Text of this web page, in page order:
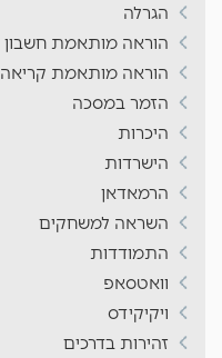
הגרלה
הוראה מותאמת חשבון
הוראה מותאמת קריאה
הזמר במסכה
היכרות
הישרדות
הרמאדאן
השראה למשחקים
התמודדות
וואטסאפ
ויקיקידס
זהירות בדרכים